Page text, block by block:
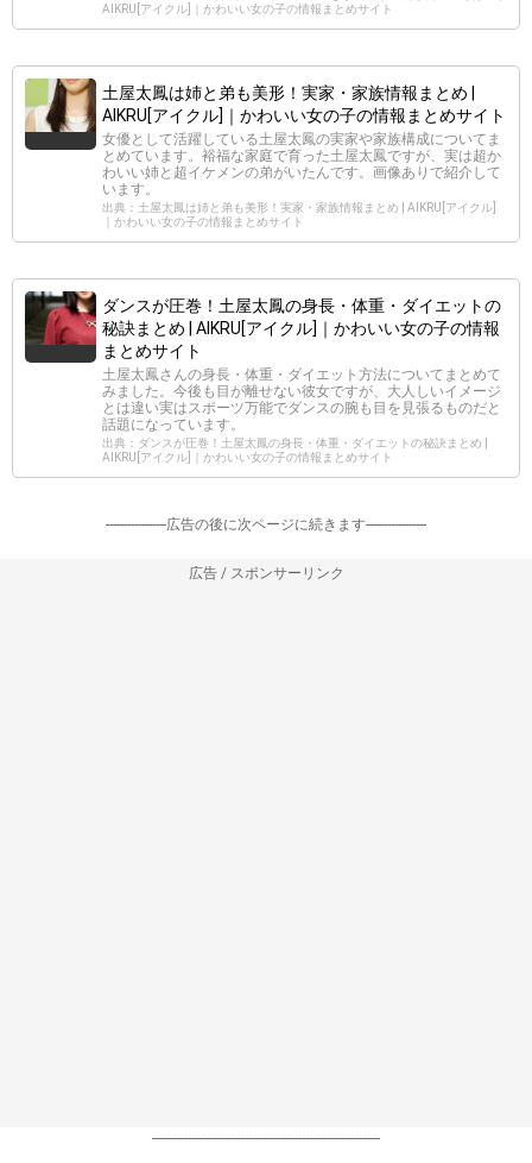
AIKRU[アイクル]｜かわいい女の子の情報まとめサイト
土屋太鳳は姉と弟も美形！実家・家族情報まとめ |
AIKRU[アイクル]｜かわいい女の子の情報まとめサイト
女優として活躍している土屋太鳳の実家や家族構成についてま
とめています。裕福な家庭で育った土屋太鳳ですが、実は超か
わいい姉と超イケメンの弟がいたんです。画像ありで紹介して
います。
出典：土屋太鳳は姉と弟も美形！実家・家族情報まとめ | AIKRU[アイクル]
｜かわいい女の子の情報まとめサイト
ダンスが圧巻！土屋太鳳の身長・体重・ダイエットの
秘訣まとめ | AIKRU[アイクル]｜かわいい女の子の情報
まとめサイト
土屋太鳳さんの身長・体重・ダイエット方法についてまとめて
みました。今後も目が離せない彼女ですが、大人しいイメージ
とは違い実はスポーツ万能でダンスの腕も目を見張るものだと
話題になっています。
出典：ダンスが圧巻！土屋太鳳の身長・体重・ダイエットの秘訣まとめ |
AIKRU[アイクル]｜かわいい女の子の情報まとめサイト
-----------------広告の後に次ページに続きます-----------------
広告 / スポンサーリンク
----------------------------------------------------------------